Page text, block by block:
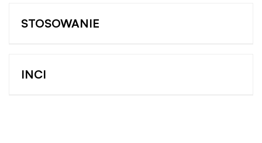
STOSOWANIE
INCI